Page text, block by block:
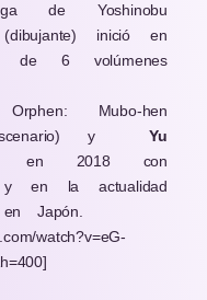
de Yoshinobu
inició en
6 volúmenes
Orphen: Mubo-hen
y
Yu
en 2018 con
la actualidad
Japón.
watch?v=eG-